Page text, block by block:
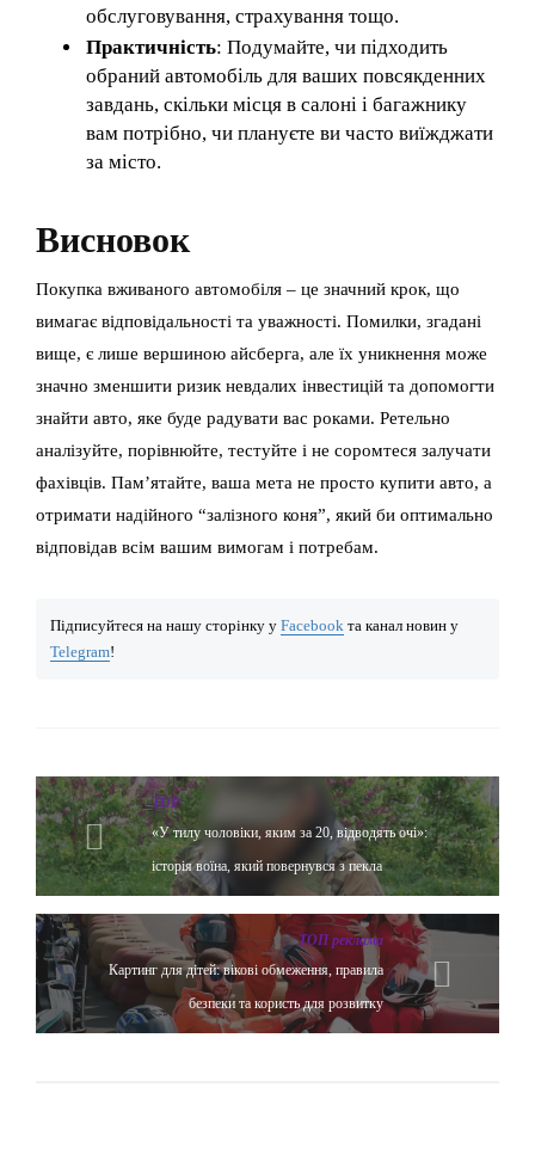
обслуговування, страхування тощо.
Практичність: Подумайте, чи підходить
обраний автомобіль для ваших повсякденних
завдань, скільки місця в салоні і багажнику
вам потрібно, чи плануєте ви часто виїжджати
за місто.
Висновок
Покупка вживаного автомобіля – це значний крок, що
вимагає відповідальності та уважності. Помилки, згадані
вище, є лише вершиною айсберга, але їх уникнення може
значно зменшити ризик невдалих інвестицій та допомогти
знайти авто, яке буде радувати вас роками. Ретельно
аналізуйте, порівнюйте, тестуйте і не соромтеся залучати
фахівців. Пам’ятайте, ваша мета не просто купити авто, а
отримати надійного “залізного коня”, який би оптимально
відповідав всім вашим вимогам і потребам.
Підписуйтеся на нашу сторінку у Facebook та канал новин у
Telegram!
TOP
«У тилу чоловіки, яким за 20, відводять очі»:
історія воїна, який повернувся з пекла
ТОП реклама
Картинг для дітей: вікові обмеження, правила
безпеки та користь для розвитку